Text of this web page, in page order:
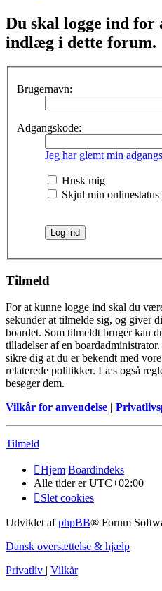
Du skal logge ind for
indlæg i dette forum.
Brugernavn:
Adgangskode:
Jeg har glemt min
Husk mig
Skjul min onlinestatus
Tilmeld
For at kunne logge ind skal du
sekunder at tilmelde sig, og giver
boardet. Som tilmeldt bruger kan
tilladelser af en
sikre dig at du er bekendt med
relaterede politikker. Læs også
besøger dem.
Vilkår for anvendelse |
Tilmeld
Hjem Boardindeks
Alle tider erUTC+02:00
Slet cookies
Udviklet afphpBB® Forum
Dansk oversættelse & hjælp
Privatliv | Vilkår